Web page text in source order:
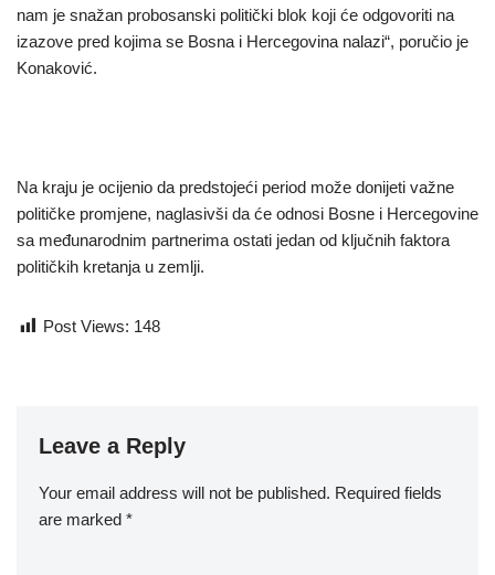
nam je snažan probosanski politički blok koji će odgovoriti na
izazove pred kojima se Bosna i Hercegovina nalazi“, poručio je
Konaković.
Na kraju je ocijenio da predstojeći period može donijeti važne
političke promjene, naglasivši da će odnosi Bosne i Hercegovine
sa međunarodnim partnerima ostati jedan od ključnih faktora
političkih kretanja u zemlji.
Post Views: 148
Leave a Reply
Your email address will not be published. Required fields
are marked *